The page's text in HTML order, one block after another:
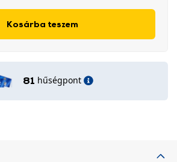
Kosárba teszem
81 hűségpont